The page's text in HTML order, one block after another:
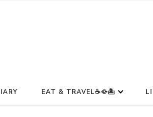
EAT & TRAVEL☕🥘🏝️